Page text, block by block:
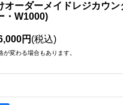
オーダーメイドレジカウ
・W1000)
円 (税込)
が変わる場合もあります。